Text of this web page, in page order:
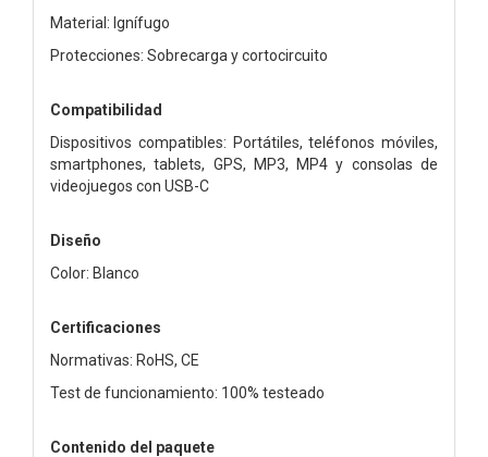
Material: Ignífugo
Protecciones: Sobrecarga y cortocircuito
Compatibilidad
Dispositivos compatibles: Portátiles, teléfonos móviles,
smartphones, tablets, GPS, MP3, MP4 y consolas de
videojuegos con USB-C
Diseño
Color: Blanco
Certificaciones
Normativas: RoHS, CE
Test de funcionamiento: 100% testeado
Contenido del paquete